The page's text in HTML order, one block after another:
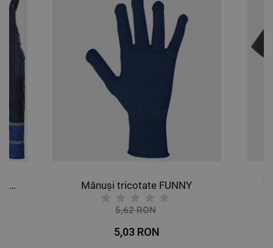
Costum de lucru COLLINS IARNĂ ALBASTRU Mănuși tricotate FUNNY
5,62 RON
5,03 RON